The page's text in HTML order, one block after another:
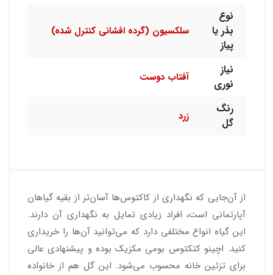
نوع
بذر یا
پیاز
سلکسیون (گرده افشانی کنترل شده)
نیاز
نوری
آفتاب دوست
رنگ
گل
زرد
از آن‌جایی که نگهداری از کاکتوس‌ها آسان‌تر از بقیه گیاهان
آپارتمانی است، افراد زیادی تمایل به نگهداری آن دارند.
این گیاه انواع مختلفی دارد که می‌توانید آن‌ها را خریداری
کنید. اچینو کتکتوس بومی مکزیک بوده و پیشنهادی عالی
برای تزئین خانه محسوب می‌شود. این گل هم از خانواده